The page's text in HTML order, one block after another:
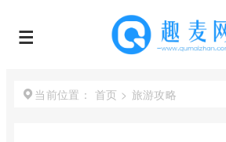
当前位置： 首页 > 旅游攻略